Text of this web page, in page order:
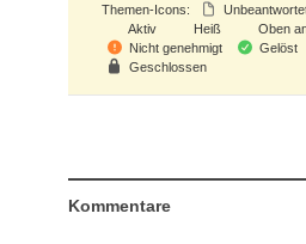
Themen-Icons:
Aktiv
Heiß
Oben
Nicht genehmigt
Gelöst
Geschlossen
Kommentare